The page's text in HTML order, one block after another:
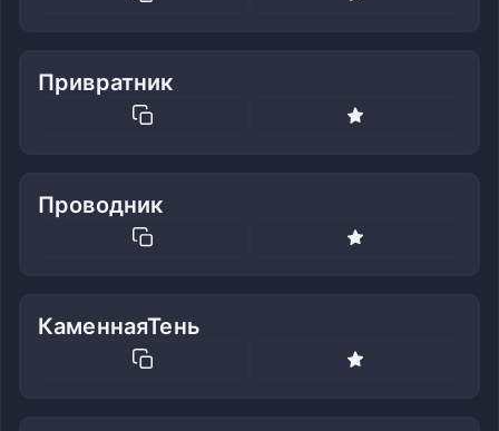
Привратник
Проводник
КаменнаяТень